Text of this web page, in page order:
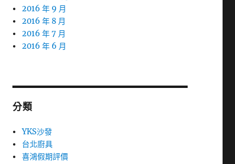
2016 年 9 月
2016 年 8 月
2016 年 7 月
2016 年 6 月
分類
YKS沙發
台北廚具
喜鴻假期評價